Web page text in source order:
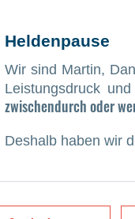
Heldenpause
Wir sind Martin,
Leistungsdruck
zwischendurch oder
Deshalb haben wir